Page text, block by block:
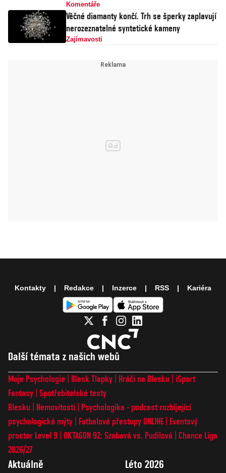
Komentáře
Věčné diamanty končí. Trh se šperky zaplavují
nerozeznatelné syntetické kameny
Zajímavosti
Další témata z našich webů
Moje Psychologie Blesk Tlapky Hráči na Blesku
iSport
Fantasy Spotřebitelské testy
Blesku
Nemovitosti
Psychologika - podcast rozbíjející
psychologické mýty
Fotbalové přestupy ONLINE
Eventový
prostor Level 9 OKTAGON 92: Szabová vs. Pudilová
Chance Liga
2026/27
Aktuálně Léto 2026
Kontakty Redakce Inzerce RSS Kariéra